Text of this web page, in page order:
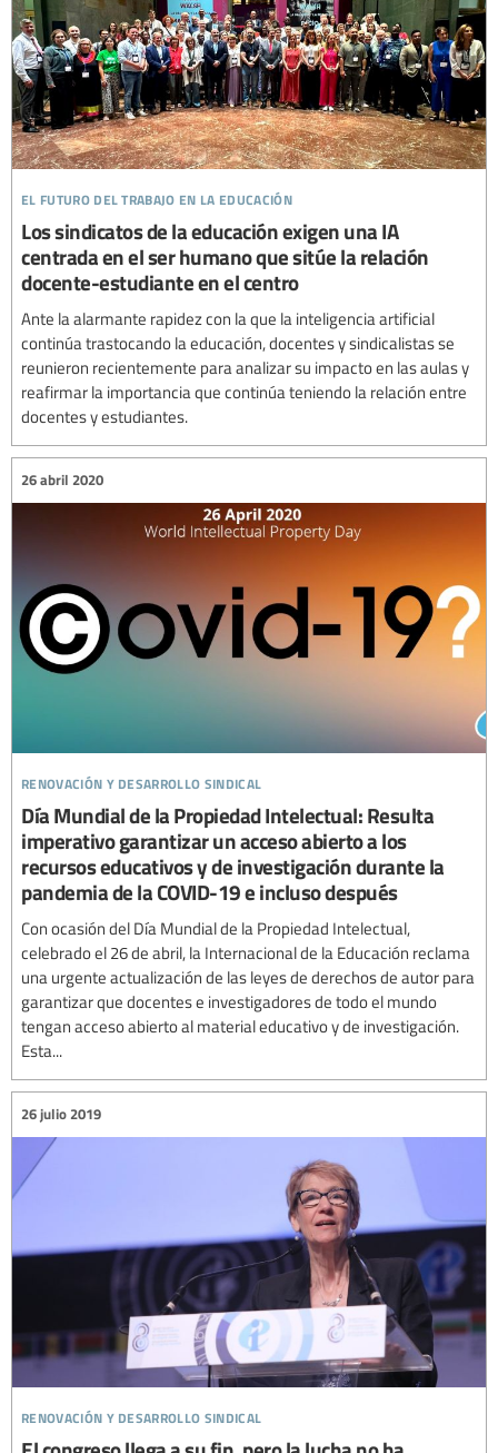
el futuro del trabajo en la educación
Los sindicatos de la educación exigen una IA
centrada en el ser humano que sitúe la relación
docente-estudiante en el centro
Ante la alarmante rapidez con la que la inteligencia artificial
continúa trastocando la educación, docentes y sindicalistas se
reunieron recientemente para analizar su impacto en las aulas y
reafirmar la importancia que continúa teniendo la relación entre
docentes y estudiantes.
renovación y desarrollo sindical
26 abril 2020
Día Mundial de la Propiedad Intelectual: Resulta
imperativo garantizar un acceso abierto a los
recursos educativos y de investigación durante la
pandemia de la COVID-19 e incluso después
Con ocasión del Día Mundial de la Propiedad Intelectual,
celebrado el 26 de abril, la Internacional de la Educación reclama
una urgente actualización de las leyes de derechos de autor para
garantizar que docentes e investigadores de todo el mundo
tengan acceso abierto al material educativo y de investigación.
Esta...
renovación y desarrollo sindical
26 julio 2019